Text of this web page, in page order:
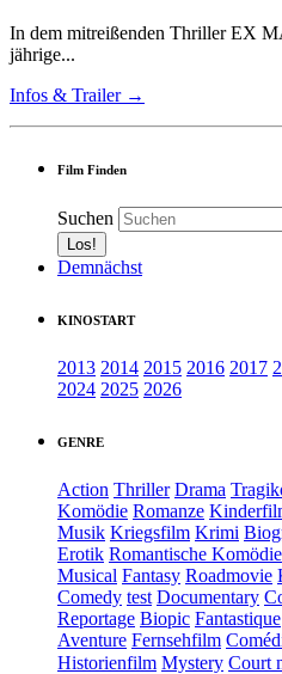
In dem mitreißenden Thriller EX
jährige...
Infos & Trailer →
Film Finden
Suchen
Demnächst
KINOSTART
2013 2014 2015 2016 2017
2024 2025 2026
GENRE
Action Thriller Drama
Komödie Romanze
Musik Kriegsfilm Krimi
Erotik Romantische Komödie
Musical Fantasy Roadmovie
Comedy test Documentary
Reportage Biopic Fantastique
Aventure Fernsehfilm
Historienfilm Mystery Court